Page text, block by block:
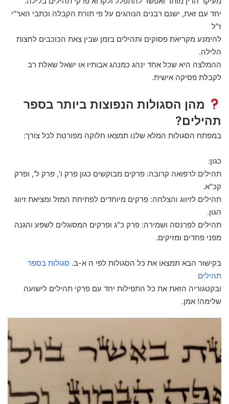
יחד עם זאת, ישנם רבנים הנוהגים על פי תורת הקבלה וכתבי האר"י
ז"ל
להימנע מקריאת פסוקים ותהילים בזמן שבין צאת הכוכבים לחצות
הלילה.
ההמלצה היא שכל אחד ינהג כמנהג אבותיו או ישאל שאלת רב
לקבלת פסיקה אישית.
מהן הסגולות הנפוצות ביותר בספר
תהילים?
במפתח הסגולות המלא שלנו תמצאו חלוקה מפורטת לכל צורך:
כגון:
תהילים לרפואה קרובה: פרקים מבוקשים כגון פרק ו', פרק ל', ופרק
קכ"א.
תהילים לזיווג והצלחה: פרקים מיוחדים לפתיחת המזל ומציאת זיווג
הגון.
תהילים לפרנסה ושמירה: פרק כ"ג ופרקים המסוגלים לשפע והגנה
מפני פחדים ומזיקים.
בקישור הבא תמצאו את כל הסגולות לפי ה א-ב. סגולות בספר
תהילים
ובקטגוריה הזאת את כל התפילות יחד עם פרקי תהילים לישועה
שלימה! אמן.